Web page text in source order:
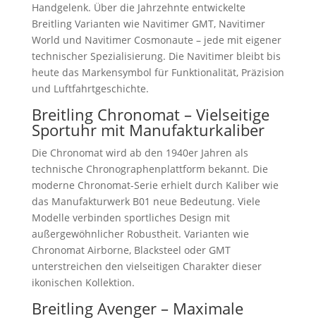
Handgelenk. Über die Jahrzehnte entwickelte
Breitling Varianten wie Navitimer GMT, Navitimer
World und Navitimer Cosmonaute – jede mit eigener
technischer Spezialisierung. Die Navitimer bleibt bis
heute das Markensymbol für Funktionalität, Präzision
und Luftfahrtgeschichte.
Breitling Chronomat – Vielseitige
Sportuhr mit Manufakturkaliber
Die Chronomat wird ab den 1940er Jahren als
technische Chronographenplattform bekannt. Die
moderne Chronomat-Serie erhielt durch Kaliber wie
das Manufakturwerk B01 neue Bedeutung. Viele
Modelle verbinden sportliches Design mit
außergewöhnlicher Robustheit. Varianten wie
Chronomat Airborne, Blacksteel oder GMT
unterstreichen den vielseitigen Charakter dieser
ikonischen Kollektion.
Breitling Avenger – Maximale